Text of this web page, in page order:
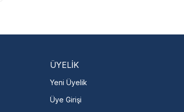
ÜYELİK
Yeni Üyelik
Üye Girişi